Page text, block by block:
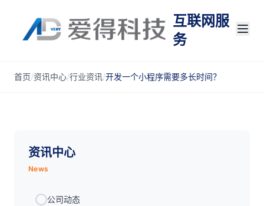
互联网服
务
首页/资讯中心/行业资讯/开发一个小程序需要多长时间？
资讯中心
News
公司动态